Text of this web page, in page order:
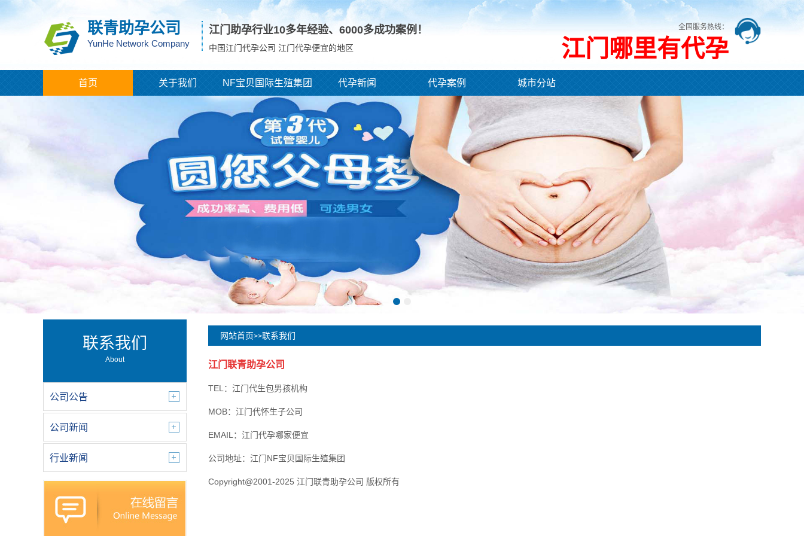
联青助孕公司
YunHe Network Company
江门助孕行业10多年经验、 6000多成功案例！
中国江门代孕公司 江门代孕便宜的地区
全国服务热线：
江门哪里有代孕
首页 关于我们 NF宝贝国际生殖集团 代孕新闻 代孕案例 城市分站
联系我们
About
公司公告
公司新闻
行业新闻
网站首页>>联系我们
江门联青助孕公司
TEL：江门代生包男孩机构
MOB：江门代怀生子公司
EMAIL：江门代孕哪家便宜
公司地址：江门NF宝贝国际生殖集团
Copyright@2001-2025 江门联青助孕公司 版权所有